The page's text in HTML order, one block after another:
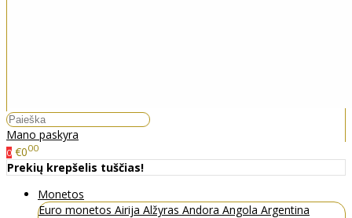
Mano paskyra
0 €000
Prekių krepšelis tuščias!
Monetos
Euro monetos Airija Alžyras Andora Angola Argentina